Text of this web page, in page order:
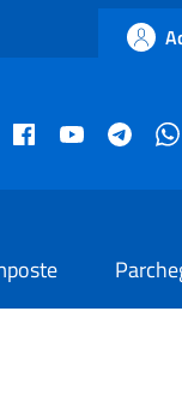
istituzionale
Facebook museo
YouTube